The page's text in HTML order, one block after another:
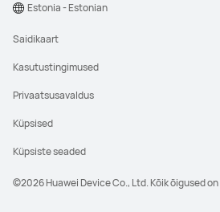
©2026 Huawei Device Co., Ltd. Kõik õigused
Saidikaart
Kasutustingimused
Privaatsusavaldus
Küpsised
Küpsiste seaded
Estonia - Estonian